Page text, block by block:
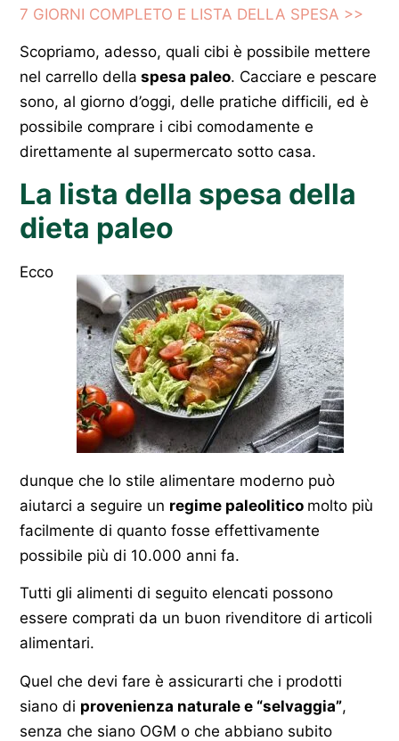
7 GIORNI COMPLETO E LISTA DELLA SPESA >>
Scopriamo, adesso, quali cibi è possibile mettere
nel carrello della spesa paleo. Cacciare e pescare
sono, al giorno d’oggi, delle pratiche difficili, ed è
possibile comprare i cibi comodamente e
direttamente al supermercato sotto casa.
La lista della spesa della
dieta paleo
Ecco
dunque che lo stile alimentare moderno può
aiutarci a seguire un regime paleolitico molto più
facilmente di quanto fosse effettivamente
possibile più di 10.000 anni fa.
Tutti gli alimenti di seguito elencati possono
essere comprati da un buon rivenditore di articoli
alimentari.
Quel che devi fare è assicurarti che i prodotti
siano di provenienza naturale e “selvaggia”,
senza che siano OGM o che abbiano subito